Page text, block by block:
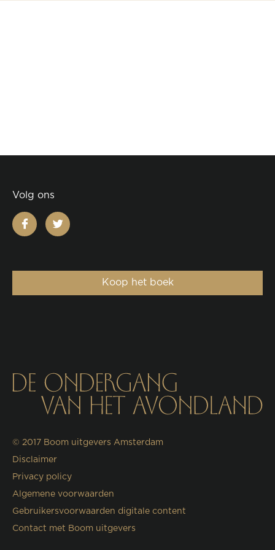
Volg ons
facebooktwitter
Koop het boek
© 2017 Boom uitgevers Amsterdam
Disclaimer
Privacy policy
Algemene voorwaarden
Gebruikersvoorwaarden digitale content
Contact met Boom uitgevers